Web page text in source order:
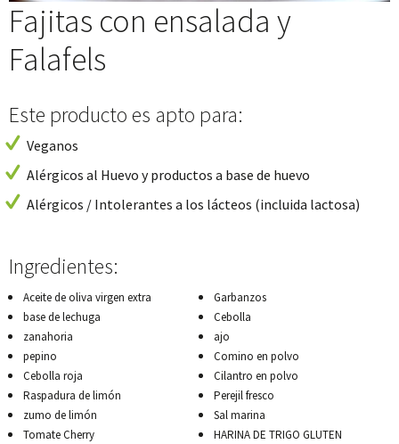
Fajitas con ensalada y
Falafels
Este producto es apto para:
Veganos
Alérgicos al Huevo y productos a base de huevo
Alérgicos / Intolerantes a los lácteos (incluida lactosa)
Ingredientes:
Aceite de oliva virgen extra
base de lechuga
zanahoria
pepino
Cebolla roja
Raspadura de limón
zumo de limón
Tomate Cherry
Garbanzos
Cebolla
ajo
Comino en polvo
Cilantro en polvo
Perejil fresco
Sal marina
HARINA DE TRIGO GLUTEN